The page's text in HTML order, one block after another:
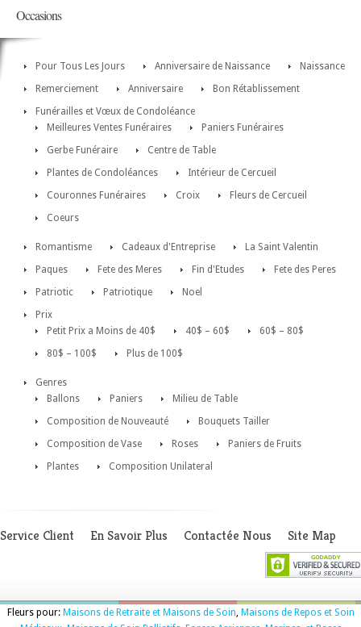
Occasions
Pour Tous Les Jours Anniversaire de Naissance
Naissance
Remerciement
Anniversaire
Bon Rétablissement
Funérailles et Vœux de Condoléance
Meilleures Ventes Funéraires
Paniers Funéraires
Gerbe Funéraire
Centre de Table
Plantes de Condoléances
Intérieur de Cercueil
Couronnes Funéraires
Croix
Fleurs de Cercueil
Coeurs
Romantisme Cadeaux d'Entreprise
La Saint Valentin
Paques
Fete des Meres Fin d'Etudes
Fete des Peres
Patriotic
Patriotique
Noel
Prix
Petit Prix a Moins de 40$
40$ – 60$
60$ – 80$
80$ – 100$
Plus de 100$
Genres
Ballons
Paniers
Milieu de Table
Composition de Nouveauté
Bouquets Tailler
Composition de Vase
Roses
Paniers de Fruits
Plantes
Composition Unilateral
Service Client En Savoir Plus Contactée Nous Site Map
Fleurs pour: Maisons de Retraite et Maisons de Soin, Maisons de Repos et Soin